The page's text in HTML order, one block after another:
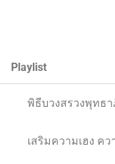
Playlist
พิธีบวงสรวงพุทธ
เสริมความเฮง ค